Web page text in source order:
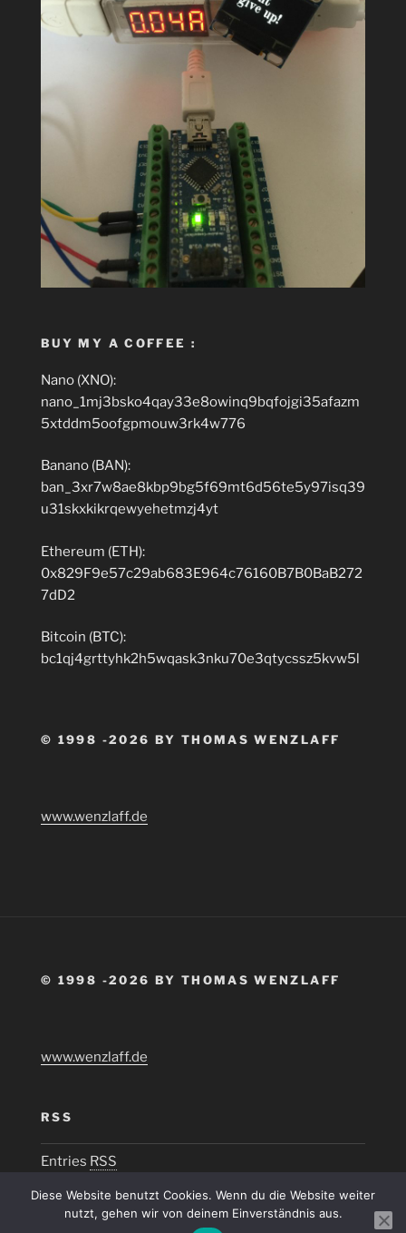
BUY MY A COFFEE :
Nano (XNO):
nano_1mj3bsko4qay33e8owinq9bqfojgi35afazm
5xtddm5oofgpmouw3rk4w776
Banano (BAN):
ban_3xr7w8ae8kbp9bg5f69mt6d56te5y97isq39
u31skxkikrqewyehetmzj4yt
Ethereum (ETH):
0x829F9e57c29ab683E964c76160B7B0BaB272
7dD2
Bitcoin (BTC):
bc1qj4grttyhk2h5wqask3nku70e3qtycssz5kvw5l
© 1998 -2026 BY THOMAS WENZLAFF
www.wenzlaff.de
© 1998 -2026 BY THOMAS WENZLAFF
www.wenzlaff.de
RSS
Entries RSS
Diese Website benutzt Cookies. Wenn du die Website weiter
nutzt, gehen wir von deinem Einverständnis aus.